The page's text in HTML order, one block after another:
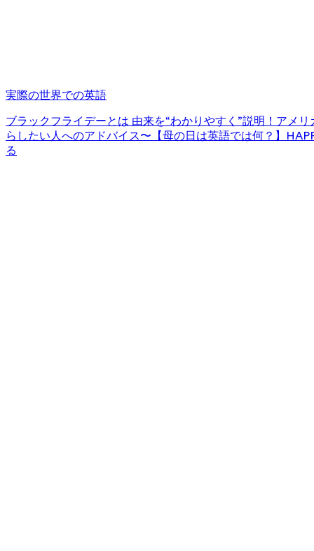
実際の世界での英語
ブラックフライデーとは 由来を“わかりやすく”説明！ アメリ
らしたい人へのアドバイス〜 【母の日は英語では何？】
る